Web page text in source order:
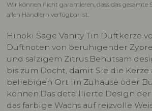
Wir können nicht garantieren, dass das gesamte
allen Händlern verfügbar ist.
Hinoki Sage Vanity Tin Duftkerze
Duftnoten von beruhigender
und salzigem Zitrus.Behutsam
bis zum Docht, damit Sie die Kerze
beliebigen Ort im Zuhause oder
können.Das detaillierte Design
das farbige Wachs auf reizvolle